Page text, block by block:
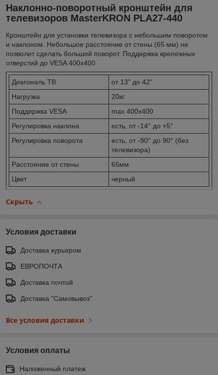
Наклонно-поворотный кронштейн для
телевизоров MasterKRON PLA27-440
Кронштейн для установки телевизора с небольшим поворотом
и наклоном. Небольшое расстояние от стены (65 мм) не
позволит сделать большой поворот. Поддержка крепежных
отверстий до VESA 400x400
Диагональ ТВ
от 13" до 42"
Нагрузка
20кг
Поддержка VESA
max 400x400
Регулировка наклона
есть, от -14° до +5°
Регулировка поворота
есть, от -90° до 90° (без
телевизора)
Расстояние от стены
65мм
Цвет
черный
Скрыть
Условия доставки
Доставка курьером
ЕВРОПОЧТА
Доставка почтой
Доставка "Самовывоз"
Все условия доставки
Условия оплаты
Наложенный платеж